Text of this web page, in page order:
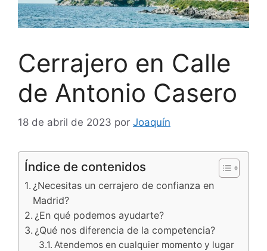
Cerrajero en Calle
de Antonio Casero
18 de abril de 2023 por Joaquín
Índice de contenidos
¿Necesitas un cerrajero de confianza en
Madrid?
¿En qué podemos ayudarte?
¿Qué nos diferencia de la competencia?
Atendemos en cualquier momento y lugar